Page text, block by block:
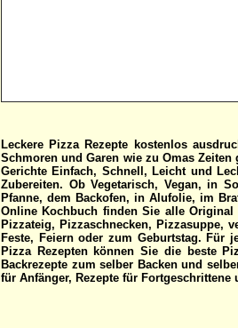
Leckere Pizza Rezepte kostenlos
Schmoren und Garen wie zu Omas
Gerichte Einfach, Schnell, Leicht und
Zubereiten. Ob Vegetarisch, Vegan, in
Pfanne, dem Backofen, in Alufolie, im
Online Kochbuch finden Sie alle Original
Pizzateig, Pizzaschnecken, Pizzasuppe,
Feste, Feiern oder zum Geburtstag. Für
Pizza Rezepten können Sie die beste
Backrezepte zum selber Backen und
für Anfänger, Rezepte für Fortgeschrittene